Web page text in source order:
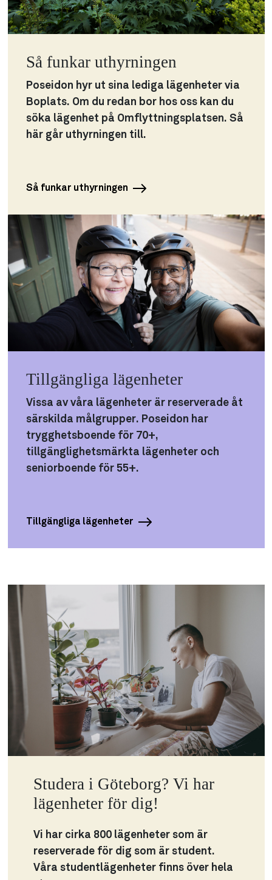
Så funkar uthyrningen
Poseidon hyr ut sina lediga lägenheter via
Boplats. Om du redan bor hos oss kan du
söka lägenhet på Omflyttningsplatsen. Så
här går uthyrningen till.
Så funkar uthyrningen
Tillgängliga lägenheter
Vissa av våra lägenheter är reserverade åt
särskilda målgrupper. Poseidon har
trygghetsboende för 70+,
tillgänglighetsmärkta lägenheter och
seniorboende för 55+.
Tillgängliga lägenheter
Studera i Göteborg? Vi har
lägenheter för dig!
Vi har cirka 800 lägenheter som är
reserverade för dig som är student.
Våra studentlägenheter finns över hela